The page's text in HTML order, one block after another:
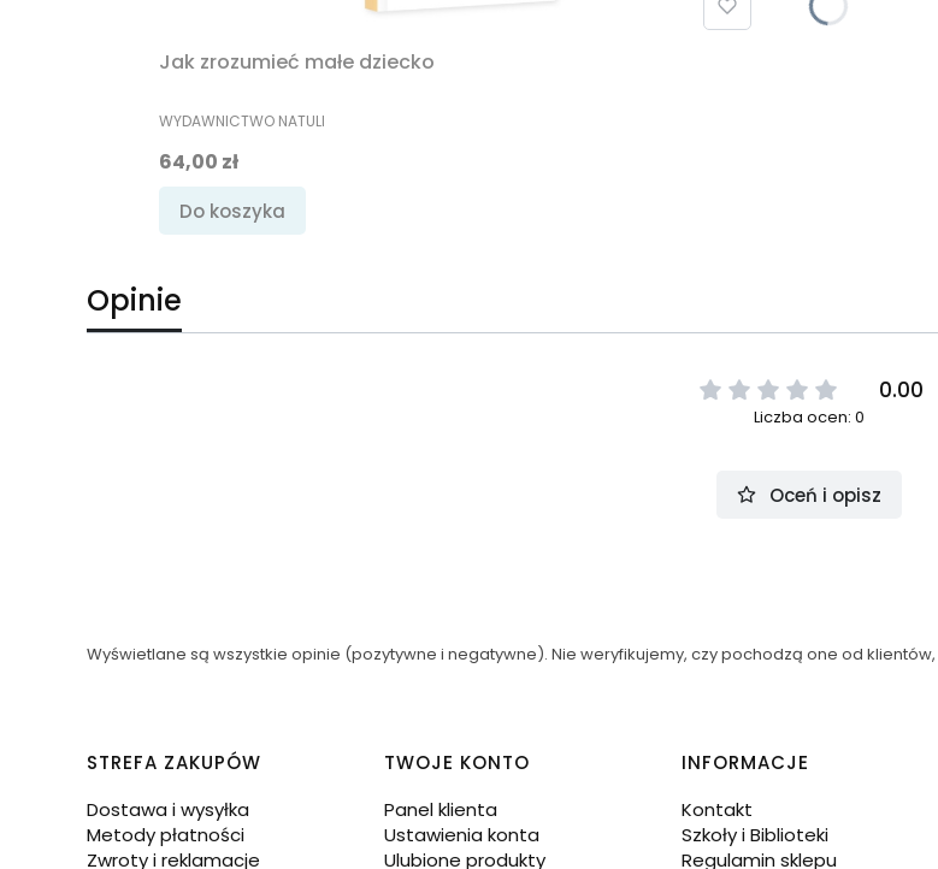
Jak zrozumieć małe dziecko
PRODUCENT
WYDAWNICTWO NATULI
Cena
64,00 zł
Do koszyka
Opinie
0.00
Liczba ocen: 0
Oceń i opisz
Wyświetlane są wszystkie opinie (pozytywne i negatywne). Nie weryfikujemy, czy pochodzą one od
Linki w stopce
STREFA ZAKUPÓW
Dostawa i wysyłka
Metody płatności
Zwroty i reklamacje
TWOJE KONTO
Panel klienta
Ustawienia konta
Ulubione produkty
INFORMACJE
Kontakt
Szkoły i Biblioteki
Regulamin sklepu